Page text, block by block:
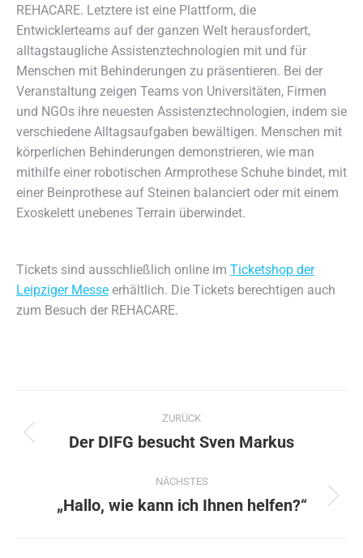
REHACARE. Letztere ist eine Plattform, die
Entwicklerteams auf der ganzen Welt herausfordert,
alltagstaugliche Assistenztechnologien mit und für
Menschen mit Behinderungen zu präsentieren. Bei der
Veranstaltung zeigen Teams von Universitäten, Firmen
und NGOs ihre neuesten Assistenztechnologien, indem sie
verschiedene Alltagsaufgaben bewältigen. Menschen mit
körperlichen Behinderungen demonstrieren, wie man
mithilfe einer robotischen Armprothese Schuhe bindet, mit
einer Beinprothese auf Steinen balanciert oder mit einem
Exoskelett unebenes Terrain überwindet.
Tickets sind ausschließlich online im Ticketshop der
Leipziger Messe erhältlich. Die Tickets berechtigen auch
zum Besuch der REHACARE.
Kommentarnavigation
ZURÜCK
Vorheriger
Der DIFG besucht Sven Markus
NÄCHSTES
Nächster
„Hallo, wie kann ich Ihnen helfen?“